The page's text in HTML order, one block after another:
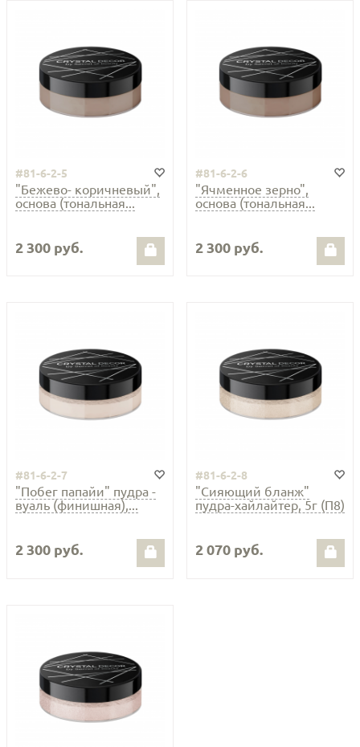
#81-6-2-5
"Бежево- коричневый",
основа (тональная...
2 300 руб.
#81-6-2-6
"Ячменное зерно",
основа (тональная...
2 300 руб.
#81-6-2-7
"Побег папайи" пудра -
вуаль (финишная),...
2 300 руб.
#81-6-2-8
"Сияющий бланж"
пудра-хайлайтер, 5г (П8)
2 070 руб.